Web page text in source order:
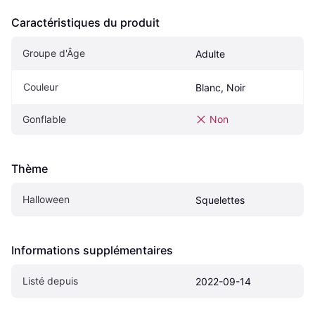
Caractéristiques du produit
Groupe d'Âge Adulte
Couleur Blanc, Noir
Gonflable Non
Thème
Halloween Squelettes
Informations supplémentaires
Listé depuis 2022-09-14